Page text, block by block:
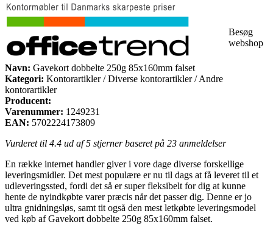
Besøg
webshop
Navn: Gavekort dobbelte 250g 85x160mm falset
Kategori: Kontorartikler / Diverse kontorartikler / Andre
kontorartikler
Producent:
Varenummer: 1249231
EAN: 5702224173809
Vurderet til 4.4 ud af 5 stjerner baseret på 23 anmeldelser
En række internet handler giver i vore dage diverse forskellige
leveringsmidler. Det mest populære er nu til dags at få leveret til et
udleveringssted, fordi det så er super fleksibelt for dig at kunne
hente de nyindkøbte varer præcis når det passer dig. Denne er jo
ultra gnidningsløs, samt tit også den mest letkøbte leveringsmodel
ved køb af Gavekort dobbelte 250g 85x160mm falset.